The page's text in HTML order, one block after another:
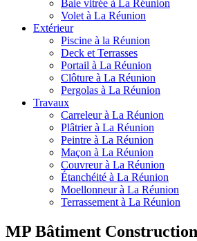
Baie vitrée à La Réunion
Volet à La Réunion
Extérieur
Piscine à la Réunion
Deck et Terrasses
Portail à La Réunion
Clôture à La Réunion
Pergolas à La Réunion
Travaux
Carreleur à La Réunion
Plâtrier à La Réunion
Peintre à La Réunion
Maçon à La Réunion
Couvreur à La Réunion
Étanchéité à La Réunion
Moellonneur à La Réunion
Terrassement à La Réunion
MP Bâtiment